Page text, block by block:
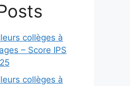
collèges à
– Score IPS
collèges à